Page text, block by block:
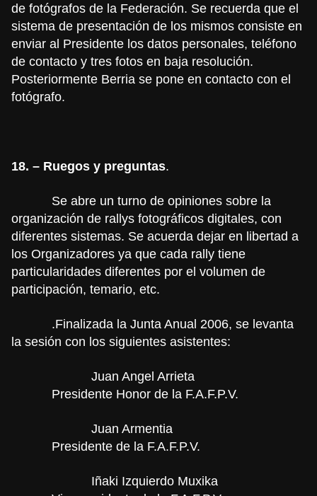
de fotógrafos de la Federación. Se recuerda que el
sistema de presentación de los mismos consiste en
enviar al Presidente los datos personales, teléfono
de contacto y tres fotos en baja resolución.
Posteriormente Berria se pone en contacto con el
fotógrafo.
18. – Ruegos y preguntas.
Se abre un turno de opiniones sobre la
organización de rallys fotográficos digitales, con
diferentes sistemas. Se acuerda dejar en libertad a
los Organizadores ya que cada rally tiene
particularidades diferentes por el volumen de
participación, temario, etc.
.Finalizada la Junta Anual 2006, se levanta
la sesión con los siguientes asistentes:
Juan Angel Arrieta
Presidente Honor de la F.A.F.P.V.
Juan Armentia
Presidente de la F.A.F.P.V.
Iñaki Izquierdo Muxika